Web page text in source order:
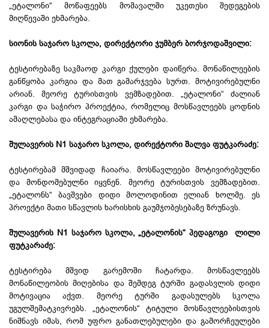
„ეტალონი“ მოწაფეებს მომავალში უკეთესი შედეგების
მიღწევაში ეხმარება.
სიონის საჯარო სკოლა, დირექტორი ჯუმბერ ბორჯოდაშვილი:
ტესტირებაზე საკმაოდ კარგი ქულები დაიწერა. მონაწილეების
განწყობა კარგია და მათ გამარჯვება სურთ. მოტივირებულნი
არიან. მეორე ტურისთვის ვემზადებით. „ეტალონი“ ძალიან
კარგი და საჭირო პროექტია, რომელიც მოსწავლეებს ცოდნის
ამაღლებასა და ინტეგრაციაში ეხმარება.
შულავერის N1 საჯარო სკოლა, დირექტორი შალვა ფუტკარაძე:
ტესტირებამ მშვიდად ჩაიარა. მოსწავლეები მოტივირებულნი
და მონდომებულნი იყვნენ. მეორე ტურისთვის ვემზადებით.
„ეტალონს“ ბავშვები დიდი მოლოდინით ელიან ხოლმე. ეს
პროექტი მათი სწავლის ხარისხის გაუმჯობესებაზე ზრუნავს.
შულავერის N1 საჯარო სკოლა, „ეტალონის“ პედაგოგი ლილი
ფუტკარაძე:
ტესტირება მშვიდ გარემოში ჩატარდა. მოსწავლეებს
მონაწილეობის მიღებისა და შემდეგ ტურში გადასვლის დიდი
მოტივაცია აქვთ. მეორე ტურში გადასულებს სკოლა
უგულშემატკივრებს. „ეტალონის“ ტიტული მოსწავლეებისთვის
ნიშნავს იმას, რომ უფრო განათლებულები და გამორჩეულები